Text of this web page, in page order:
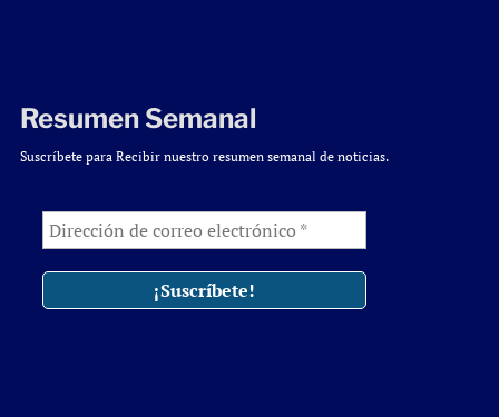
Resumen Semanal
Suscríbete para Recibir nuestro resumen semanal de noticias.